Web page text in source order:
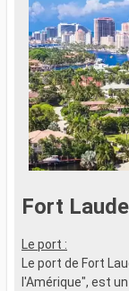
Fort
Le port :
Le port de Fort
l'Amérique", est